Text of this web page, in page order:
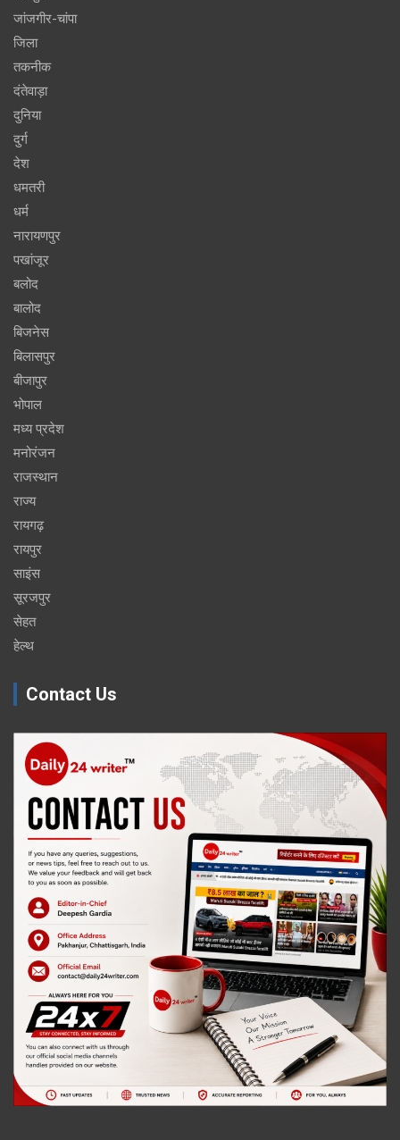
जांजगीर-चांपा
जिला
तकनीक
दंतेवाड़ा
दुनिया
दुर्ग
देश
धमतरी
धर्म
नारायणपुर
पखांजूर
बलोद
बालोद
बिजनेस
बिलासपुर
बीजापुर
भोपाल
मध्य प्रदेश
मनोरंजन
राजस्थान
राज्य
रायगढ़
रायपुर
साइंस
सूरजपुर
सेहत
हेल्थ
Contact Us